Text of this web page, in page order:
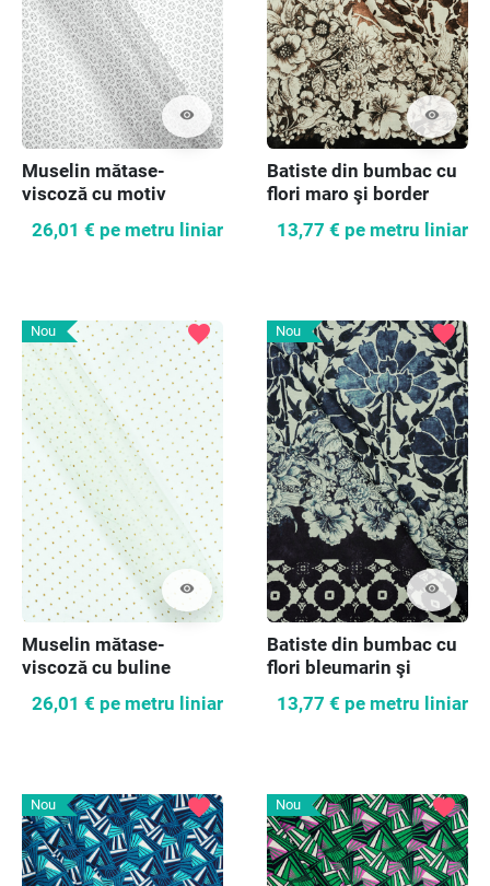
visibility
Muselin mătase-
viscoză cu motiv
26,01 € pe metru liniar
visibility
Batiste din bumbac cu
flori maro şi border
13,77 € pe metru liniar
Nou
visibility
favorite
Muselin mătase-
viscoză cu buline
26,01 € pe metru liniar
Nou
visibility
favorite
Batiste din bumbac cu
flori bleumarin şi
13,77 € pe metru liniar
Nou favorite Nou favorite